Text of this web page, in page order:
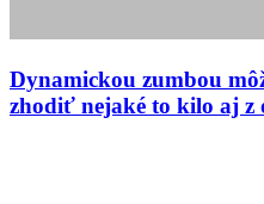
Dynamickou zumbou
zhodiť nejaké to kilo aj z